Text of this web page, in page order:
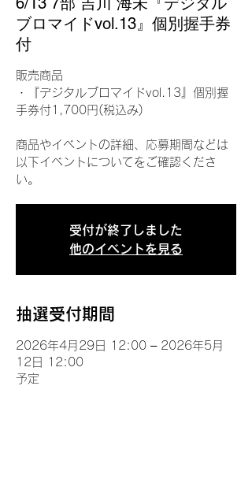
ブロマイドvol.13』個別握手券
付
販売商品
・『デジタルブロマイドvol.13』個別握
手券付1,700円(税込み)
商品やイベントの詳細、応募期間などは
以下イベントについてをご確認くださ
い。
受付が終了しました
他のイベントを見る
抽選受付期間
2026年4月29日 12:00 – 2026年5月
12日 12:00
予定